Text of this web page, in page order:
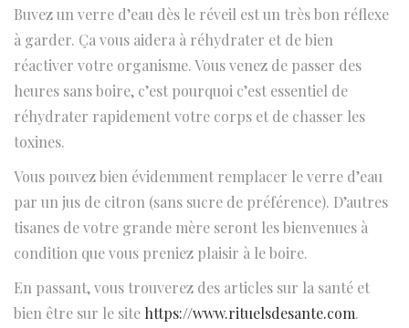
Buvez un verre d’eau dès le réveil est un très bon réflexe
à garder. Ça vous aidera à réhydrater et de bien
réactiver votre organisme. Vous venez de passer des
heures sans boire, c’est pourquoi c’est essentiel de
réhydrater rapidement votre corps et de chasser les
toxines.
Vous pouvez bien évidemment remplacer le verre d’eau
par un jus de citron (sans sucre de préférence). D’autres
tisanes de votre grande mère seront les bienvenues à
condition que vous preniez plaisir à le boire.
En passant, vous trouverez des articles sur la santé et
bien être sur le site https://www.rituelsdesante.com.